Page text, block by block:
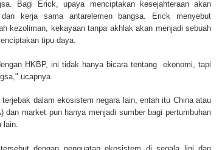
Bagi Erick, upaya menciptakan kesejahteraan akan
kerja sama antarelemen bangsa. Erick menyebut
kezoliman, kekayaan tanpa akhlak akan menjadi sebuah
tipu daya.
HKBP, ini tidak hanya bicara tentang ekonomi, tapi
ucapnya.
dalam ekosistem negara lain, entah itu China atau
market pun hanya menjadi sumber bagi pertumbuhan
lain.